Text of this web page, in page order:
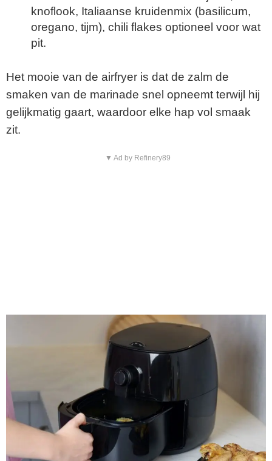
knoflook, Italiaanse kruidenmix (basilicum,
oregano, tijm), chili flakes optioneel voor wat
pit.
Het mooie van de airfryer is dat de zalm de
smaken van de marinade snel opneemt terwijl hij
gelijkmatig gaart, waardoor elke hap vol smaak
zit.
▼ Ad by Refinery89